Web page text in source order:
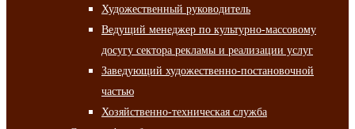
Художественный руководитель
Ведущий менеджер по культурно-массовому
досугу сектора рекламы и реализации услуг
Заведующий художественно-постановочной
частью
Хозяйственно-техническая служба